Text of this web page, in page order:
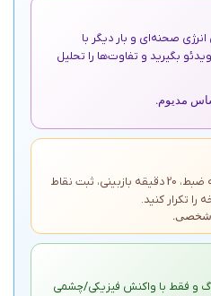
صحنه‌ای و بار دیگر با
بگیرید و تفاوت‌ها را تحلیل
مدیوم.
60 دقیقه تمرین نقش، 20 دقیقه ضبط، 20 دقیقه بازبینی، ثبت نقاط
تکرار کنید.
شخصی.
و فقط با واکنش فیزیکی/چشمی